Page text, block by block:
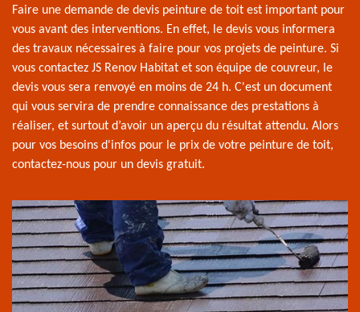
Faire une demande de devis peinture de toit est important pour
vous avant des interventions. En effet, le devis vous informera
des travaux nécessaires à faire pour vos projets de peinture. Si
vous contactez JS Renov Habitat et son équipe de couvreur, le
devis vous sera renvoyé en moins de 24 h. C'est un document
qui vous servira de prendre connaissance des prestations à
réaliser, et surtout d’avoir un aperçu du résultat attendu. Alors
pour vos besoins d'infos pour le prix de votre peinture de toit,
contactez-nous pour un devis gratuit.